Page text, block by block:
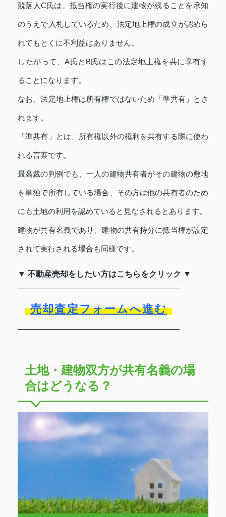
競落人C氏は、抵当権の実行後に建物が残ることを承知
のうえで入札しているため、法定地上権の成立が認めら
れてもとくに不利益はありません。
したがって、A氏とB氏はこの法定地上権を共に享有す
ることになります。
なお、法定地上権は所有権ではないため「準共有」とさ
れます。
「準共有」とは、所有権以外の権利を共有する際に使わ
れる言葉です。
最高裁の判例でも、一人の建物共有者がその建物の敷地
を単独で所有している場合、その方は他の共有者のため
にも土地の利用を認めていると見なされるとあります。
建物が共有名義であり、建物の共有持分に抵当権が設定
されて実行される場合も同様です。
▼ 不動産売却をしたい方はこちらをクリック ▼
売却査定フォームへ進む
土地・建物双方が共有名義の場
合はどうなる？